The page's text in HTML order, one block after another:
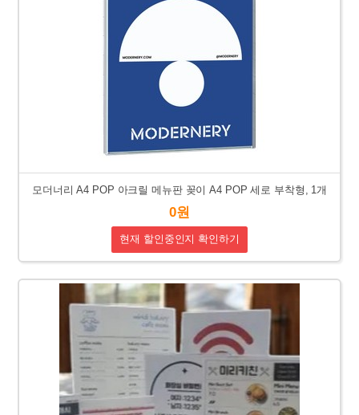
모더너리 A4 POP 아크릴 메뉴판 꽂이 A4 POP 세로 부착형, 1개
0원
현재 할인중인지 확인하기